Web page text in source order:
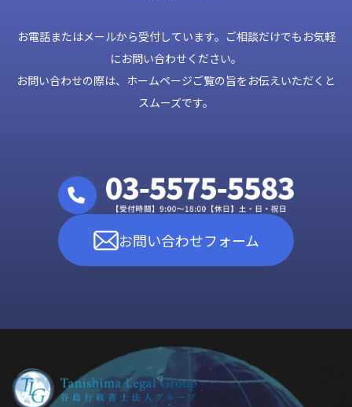
お電話またはメールから受付しています。ご相談だけでもお気軽
にお問い合わせください。
お問い合わせの際は、ホームページご覧の旨をお伝えいただくと
スムーズです。
お問い合わせフォーム